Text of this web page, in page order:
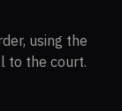
using the
to the court.